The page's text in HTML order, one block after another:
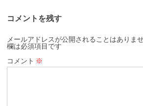
コメントを残す
メールアドレスが公開されることはありませ
欄は必須項目です
コメント ※